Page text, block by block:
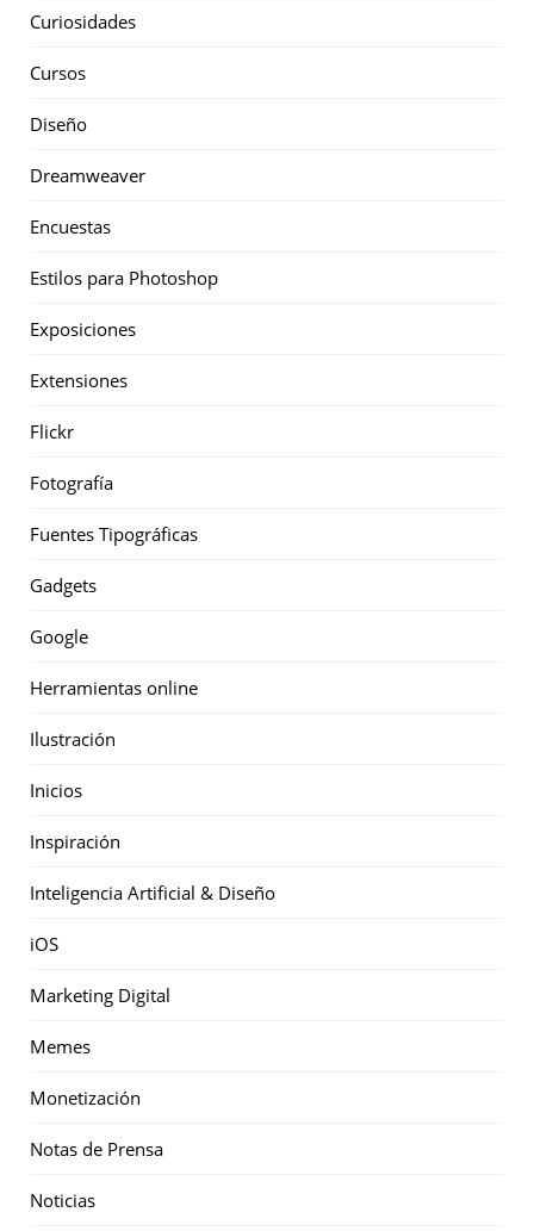
Curiosidades
Cursos
Diseño
Dreamweaver
Encuestas
Estilos para Photoshop
Exposiciones
Extensiones
Flickr
Fotografía
Fuentes Tipográficas
Gadgets
Google
Herramientas online
Ilustración
Inicios
Inspiración
Inteligencia Artificial & Diseño
iOS
Marketing Digital
Memes
Monetización
Notas de Prensa
Noticias